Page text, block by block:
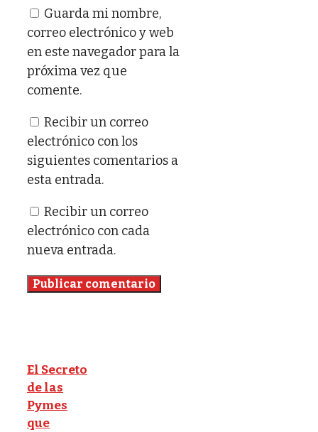
Guarda mi nombre,
correo electrónico y web
en este navegador para la
próxima vez que
comente.
Recibir un correo
electrónico con los
siguientes comentarios a
esta entrada.
Recibir un correo
electrónico con cada
nueva entrada.
El Secreto
de las
Pymes
que